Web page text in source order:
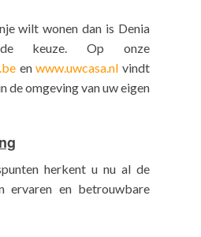
wilt wonen dan is Denia
keuze. Op onze
enwww.uwcasa.nl vindt
de omgeving van uw eigen
herkent u nu al de
ervaren en betrouwbare